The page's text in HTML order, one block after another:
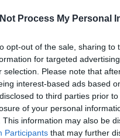
Process My Personal
opt-out of the sale, sharing
for targeted
selection. Please note that
interest-based ads based
to third parties prior
of your personal
This information may also be
Participants that may further
TOVÁBB
0